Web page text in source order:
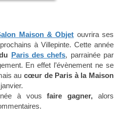
Maison & Objet ouvrira ses
à Villepinte. Cette année
Paris des chefs, parrainée par
En effet l’évènement ne se
au cœur de Paris à la Maison
à vous faire gagner,alors